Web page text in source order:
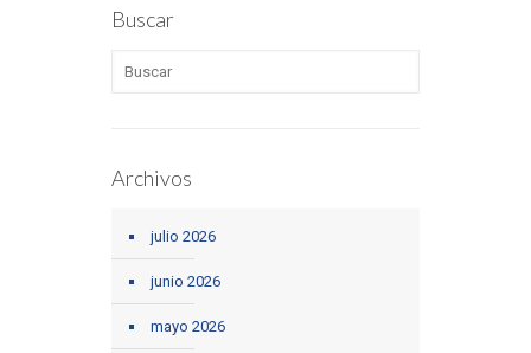
Buscar
Archivos
julio 2026
junio 2026
mayo 2026